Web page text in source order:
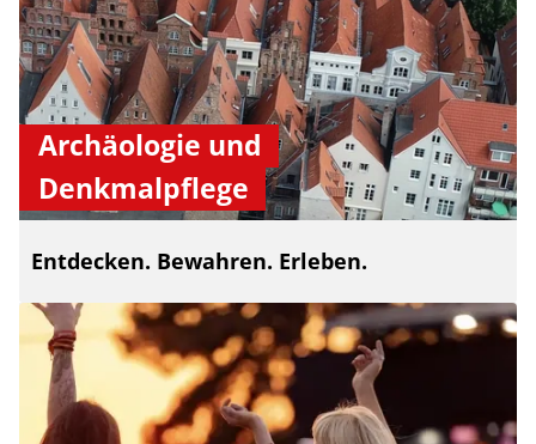
Archäologie und
Denkmalpflege
Entdecken. Bewahren. Erleben.